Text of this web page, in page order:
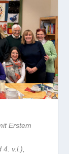
Erstem
v.l.),